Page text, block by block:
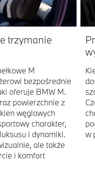
trzymanie
M
bezpośrednie
oferuje BMW M.
powierzchnie z
węglowych
charakter,
i dynamiki.
ale także
i komfort
w